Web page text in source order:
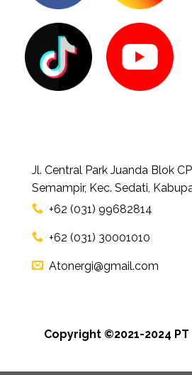
Jl. Central Park Juanda Blok
Semampir, Kec. Sedati,
+62 (031) 99682814
+62 (031) 30001010
Atonergi@gmail.com
Copyright ©2021-2024